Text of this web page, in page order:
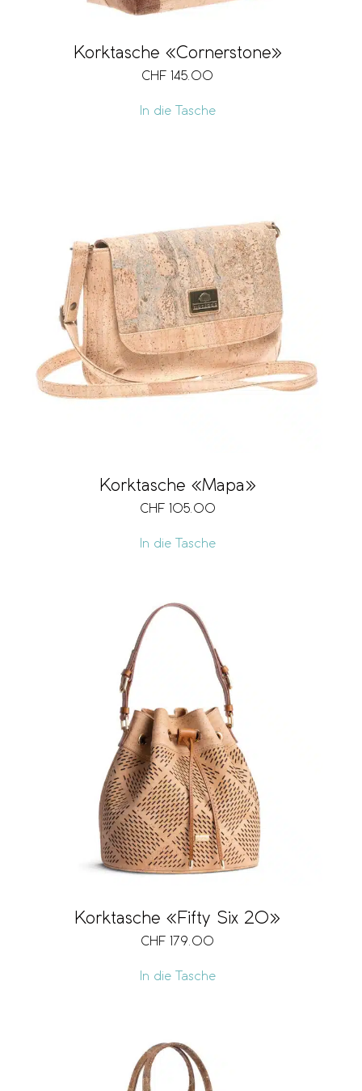
Korktasche «Cornerstone»
CHF 145.00
In die Tasche
Korktasche «Mapa»
CHF 105.00
In die Tasche
Korktasche «Fifty Six 20»
CHF 179.00
In die Tasche